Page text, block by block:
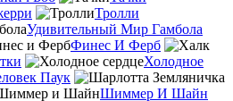
Тролли
Удивительный Мир Гамбола
Финес И Ферб
Холодное
Паук
Шиммер И Шайн